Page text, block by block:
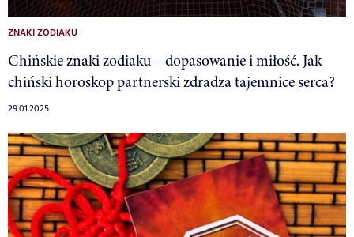
ZNAKI ZODIAKU
Chińskie znaki zodiaku – dopasowanie i miłość. Jak
chiński horoskop partnerski zdradza tajemnice serca?
29.01.2025